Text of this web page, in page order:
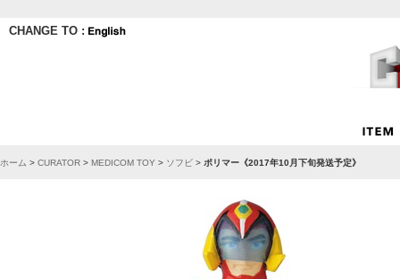
CHANGE TO :
ホーム > CURATOR > MEDICOM TOY > ソフビ > ポリマー《2017年10月下旬発送予定》